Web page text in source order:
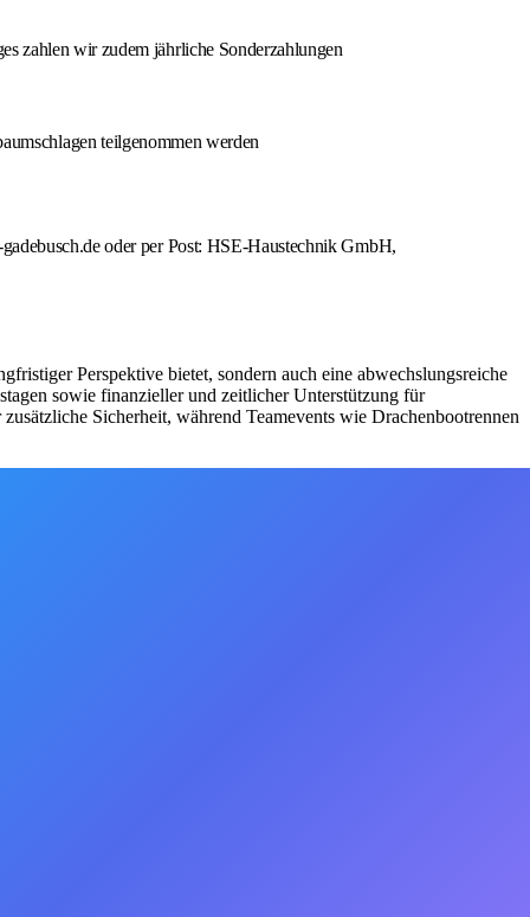
zahlen wir zudem jährliche Sonderzahlungen
teilgenommen werden
oder per Post: HSE-Haustechnik GmbH,
Perspektive bietet, sondern auch eine abwechslungsreiche
sowie finanzieller und zeitlicher Unterstützung für
Sicherheit, während Teamevents wie Drachenbootrennen